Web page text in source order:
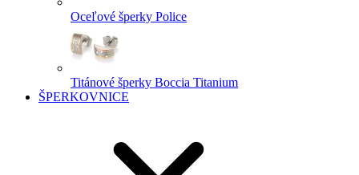
Oceľové šperky Police
Titánové šperky Boccia Titanium
ŠPERKOVNICE